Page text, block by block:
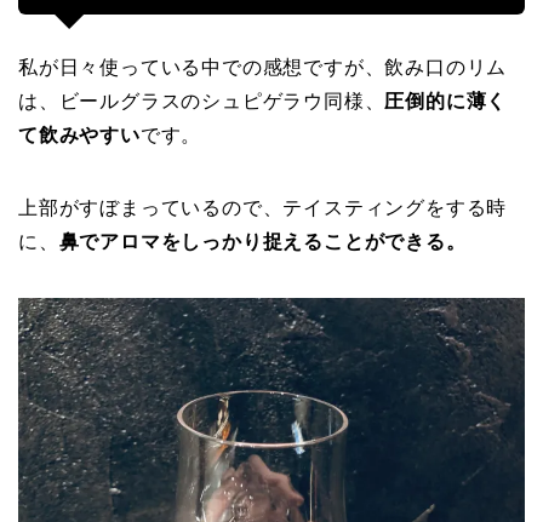
私が日々使っている中での感想ですが、飲み口のリム
は、ビールグラスのシュピゲラウ同様、 圧倒的に薄く
て飲みやすいです。
上部がすぼまっているので、テイスティングをする時
に、 鼻でアロマをしっかり捉えることができる。